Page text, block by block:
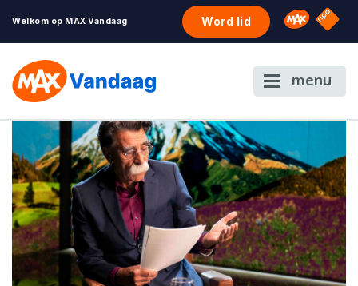
Welkom op MAX Vandaag Word lid Omroep
NPO
menu